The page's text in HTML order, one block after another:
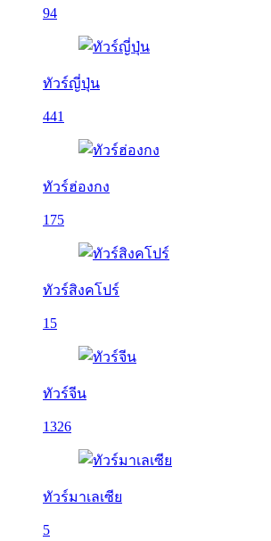
94
ทัวร์ญี่ปุ่น
441
ทัวร์ฮ่องกง
175
ทัวร์สิงคโปร์
15
ทัวร์จีน
1326
ทัวร์มาเลเซีย
5